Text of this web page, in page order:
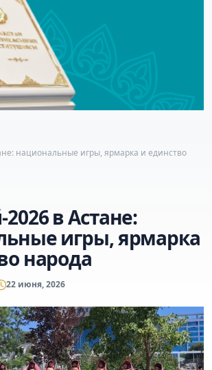
национальные игры, ярмарка и единство
в Астане:
игры, ярмарка
народа
22 июня, 2026